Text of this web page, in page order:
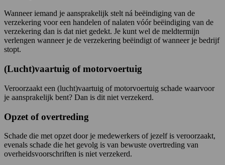
Wanneer iemand je aansprakelijk stelt ná beëindiging van de
verzekering voor een handelen of nalaten vóór beëindiging van de
verzekering dan is dat niet gedekt. Je kunt wel de meldtermijn
verlengen wanneer je de verzekering beëindigt of wanneer je bedrijf
stopt.
(Lucht)vaartuig of motorvoertuig
Veroorzaakt een (lucht)vaartuig of motorvoertuig schade waarvoor
je aansprakelijk bent? Dan is dit niet verzekerd.
Opzet of overtreding
Schade die met opzet door je medewerkers of jezelf is veroorzaakt,
evenals schade die het gevolg is van bewuste overtreding van
overheidsvoorschriften is niet verzekerd.